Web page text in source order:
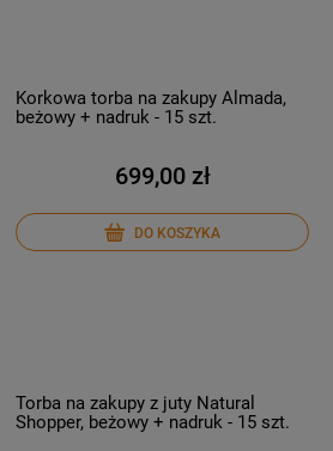
Korkowa torba na zakupy Almada,
beżowy + nadruk - 15 szt.
699,00 zł
DO KOSZYKA
Torba na zakupy z juty Natural
Shopper, beżowy + nadruk - 15 szt.